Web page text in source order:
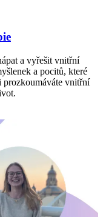
a vyřešit vnitřní
a pocitů, které
vnitřní